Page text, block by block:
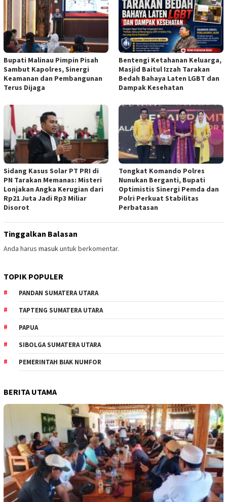
Bupati Malinau Pimpin Pisah
Sambut Kapolres, Sinergi
Keamanan dan Pembangunan
Terus Dijaga
Bentengi Ketahanan Keluarga,
Masjid Baitul Izzah Tarakan
Bedah Bahaya Laten LGBT dan
Dampak Kesehatan
Sidang Kasus Solar PT PRI di
PN Tarakan Memanas: Misteri
Lonjakan Angka Kerugian dari
Rp21 Juta Jadi Rp3 Miliar
Disorot
Tongkat Komando Polres
Nunukan Berganti, Bupati
Optimistis Sinergi Pemda dan
Polri Perkuat Stabilitas
Perbatasan
Tinggalkan Balasan
Anda harus masukuntuk berkomentar.
TOPIK POPULER
PANDAN SUMATERA UTARA
TAPTENG SUMATERA UTARA
PAPUA
SIBOLGA SUMATERA UTARA
PEMERINTAH BIAK NUMFOR
BERITA UTAMA